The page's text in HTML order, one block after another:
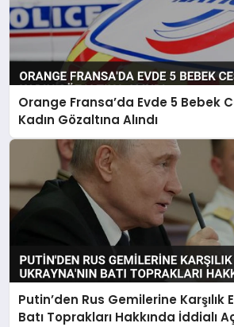
Orange Fransa’da Evde 5 Bebek
Kadın Gözaltına Alındı
Putin’den Rus Gemilerine Karşılık
Batı Toprakları Hakkında İddialı